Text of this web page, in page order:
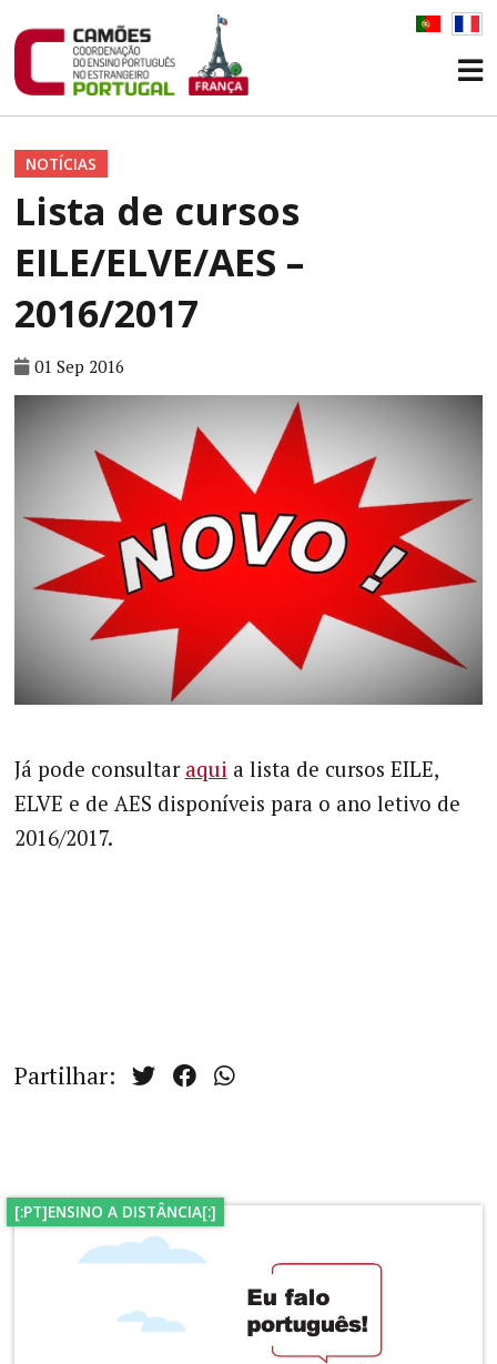
NOTÍCIAS
Lista de cursos
EILE/ELVE/AES –
2016/2017
01 Sep 2016
Já pode consultar aqui a lista de cursos EILE,
ELVE e de AES disponíveis para o ano letivo de
2016/2017.
Partilhar:
[:PT]ENSINO A DISTÂNCIA[:]